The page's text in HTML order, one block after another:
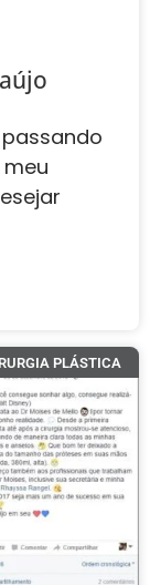
passando
PLÁSTICA